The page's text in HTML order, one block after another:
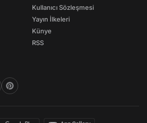
Kullanıcı Sözleşmesi
Yayın İlkeleri
Künye
RSS